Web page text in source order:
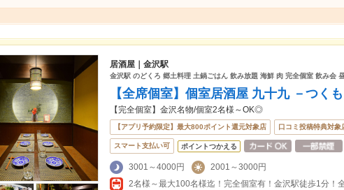
居酒屋｜金沢駅
金沢駅 のどくろ 郷土料理 土鍋ごはん 飲み放題 海鮮 肉 完全個室 飲み会
【全席個室】個室居酒屋 九十九 －つく
【完全個室】金沢名物/個室2名様～OK◎
【アプリ予約限定】最大800ポイント還元対象店 口コミ投稿特典対象
スマート支払い可 ポイントつかえる
3001～4000円
2001～3000円